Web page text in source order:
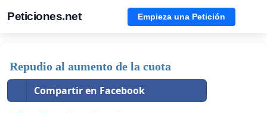
Peticiones.net Empieza una Petición
Repudio al aumento de la cuota
Compartir en Facebook